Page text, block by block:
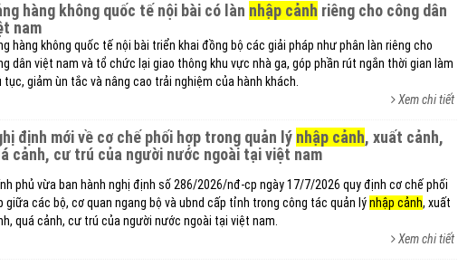
hàng không quốc tế nội bài có làn nhập cảnh riêng cho công dân
nam
hàng không quốc tế nội bài triển khai đồng bộ các giải pháp như phân làn riêng cho
dân việt nam và tổ chức lại giao thông khu vực nhà ga, góp phần rút ngắn thời gian làm
tục, giảm ùn tắc và nâng cao trải nghiệm của hành khách.
Xem chi tiết
định mới về cơ chế phối hợp trong quản lý nhập cảnh, xuất cảnh,
cảnh, cư trú của người nước ngoài tại việt nam
phủ vừa ban hành nghị định số 286/2026/nđ-cp ngày 17/7/2026 quy định cơ chế phối
giữa các bộ, cơ quan ngang bộ và ubnd cấp tỉnh trong công tác quản lýnhập cảnh, xuất
quá cảnh, cư trú của người nước ngoài tại việt nam.
Xem chi tiết